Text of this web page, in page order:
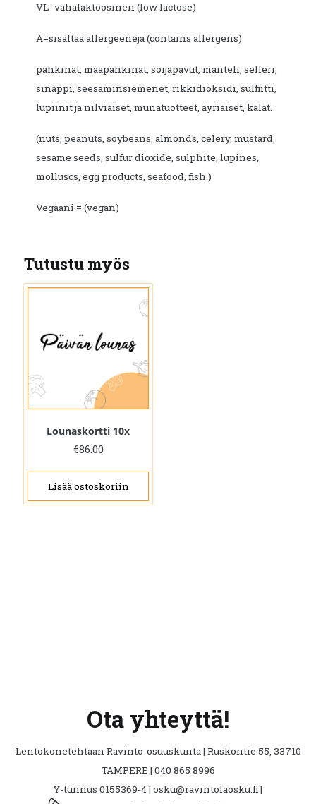
VL=vähälaktoosinen (low lactose)
A=sisältää allergeenejä (contains allergens)
pähkinät, maapähkinät, soijapavut, manteli, selleri,
sinappi, seesaminsiemenet, rikkidioksidi, sulfiitti,
lupiinit ja nilviäiset, munatuotteet, äyriäiset, kalat.
(nuts, peanuts, soybeans, almonds, celery, mustard,
sesame seeds, sulfur dioxide, sulphite, lupines,
molluscs, egg products, seafood, fish.)
Vegaani = (vegan)
Tutustu myös
Lounaskortti 10x
€86.00
Lisää ostoskoriin
Ota yhteyttä!
Lentokonetehtaan Ravinto-osuuskunta | Ruskontie 55, 33710
TAMPERE | 040 865 8996
Y-tunnus 0155369-4 | osku@ravintolaosku.fi |